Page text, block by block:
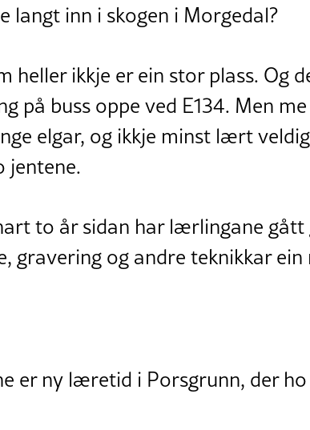
langt inn i skogen i Morgedal?
heller ikkje er ein stor plass. Og
på buss oppe ved E134. Men
elgar, og ikkje minst lært
jentene.
to år sidan har lærlingane gått
gravering og andre teknikkar
er ny læretid i Porsgrunn, der